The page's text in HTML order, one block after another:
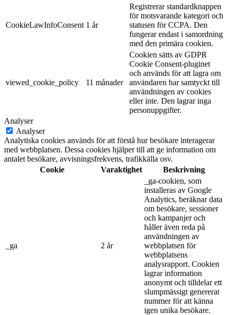
CookieLawInfoConsent 1 år
Registrerar standardknappen
för motsvarande kategori och
statusen för CCPA. Den
fungerar endast i samordning
med den primära cookien.
viewed_cookie_policy 11 månader
Cookien sätts av GDPR
Cookie Consent-pluginet
och används för att lagra om
användaren har samtyckt till
användningen av cookies
eller inte. Den lagrar inga
personuppgifter.
Analyser
Analyser
Analytiska cookies används för att förstå hur besökare interagerar
med webbplatsen. Dessa cookies hjälper till att ge information om
antalet besökare, avvisningsfrekvens, trafikkälla osv.
Cookie
Varaktighet Beskrivning
_ga 2 år
_ga-cookien, som
installeras av Google
Analytics, beräknar data
om besökare, sessioner
och kampanjer och
håller även reda på
användningen av
webbplatsen för
webbplatsens
analysrapport. Cookien
lagrar information
anonymt och tilldelar ett
slumpmässigt genererat
nummer för att känna
igen unika besökare.